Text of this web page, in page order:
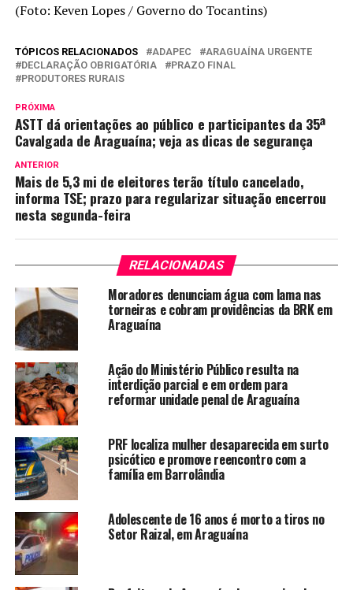
(Foto: Keven Lopes / Governo do Tocantins)
TÓPICOS RELACIONADOS ADAPEC
ARAGUAÍNA URGENTE
DECLARAÇÃO OBRIGATÓRIA
PRAZO FINAL
PRODUTORES RURAIS
PRÓXIMA
ASTT dá orientações ao público e participantes da 35ª
Cavalgada de Araguaína; veja as dicas de segurança
ANTERIOR
Mais de 5,3 mi de eleitores terão título cancelado,
informa TSE; prazo para regularizar situação encerrou
nesta segunda-feira
RELACIONADAS
Moradores denunciam água com lama nas
torneiras e cobram providências da BRK em
Araguaína
Ação do Ministério Público resulta na
interdição parcial e em ordem para
reformar unidade penal de Araguaína
PRF localiza mulher desaparecida em surto
psicótico e promove reencontro com a
família em Barrolândia
Adolescente de 16 anos é morto a tiros no
Setor Raizal, em Araguaína